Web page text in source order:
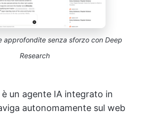
approfondite senza sforzo con Deep
Research
è un agente IA integrato in
autonomamente sul web